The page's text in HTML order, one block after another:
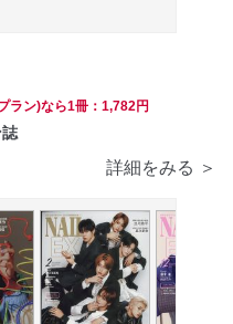
ラン)なら1冊：1,782円
詳細をみる ＞